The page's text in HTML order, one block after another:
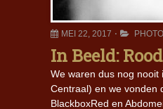
MEI 22, 2017 PHOTO
In Beeld:
We waren dus nog
Centraal) en we vonden
BlackboxRed en